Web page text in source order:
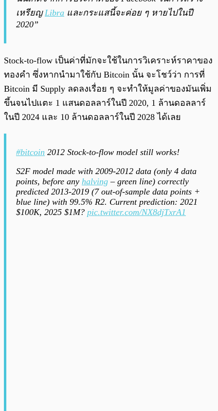
เหรียญ Libra และกระแสนี้จะค่อย ๆ หายไปในปี
2020”
Stock-to-flow เป็นค่าที่มักจะใช้ในการวิเคราะห์ราคาของ
ทองคำ ซึ่งหากนำมาใช้กับ Bitcoin นั้น จะโชว์ว่า การที่
Bitcoin มี Supply ลดลงเรื่อย ๆ จะทำให้มูลค่าของมันเพิ่ม
ขึ้นจนไปแตะ 1 แสนดอลลาร์ในปี 2020, 1 ล้านดอลลาร์
ในปี 2024 และ 10 ล้านดอลลาร์ในปี 2028 ได้เลย
#bitcoin 2012 Stock-to-flow model still works!
S2F model made with 2009-2012 data (only 4 data
points, before any halving – green line) correctly
predicted 2013-2019 (7 out-of-sample data points +
blue line) with 99.5% R2. Current prediction: 2021
$100K, 2025 $1M? pic.twitter.com/NX8djTxrA1